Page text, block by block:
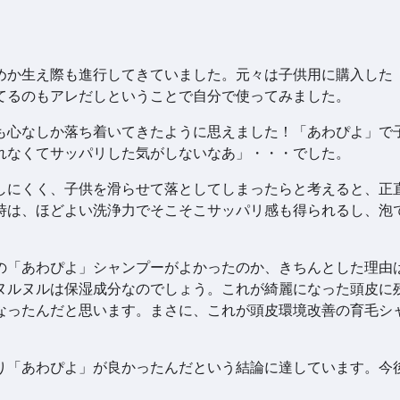
生え際も進行してきていました。元々は子供用に購入した
のもアレだしということで自分で使ってみました。
なしか落ち着いてきたように思えました！「あわぴよ」で
くてサッパリした気がしないなあ」・・・でした。
くく、子供を滑らせて落としてしまったらと考えると、正
、ほどよい洗浄力でそこそこサッパリ感も得られるし、泡
あわぴよ」シャンプーがよかったのか、きちんとした理由
ヌルは保湿成分なのでしょう。これが綺麗になった頭皮に
たんだと思います。まさに、これが頭皮環境改善の育毛シ
あわぴよ」が良かったんだという結論に達しています。今